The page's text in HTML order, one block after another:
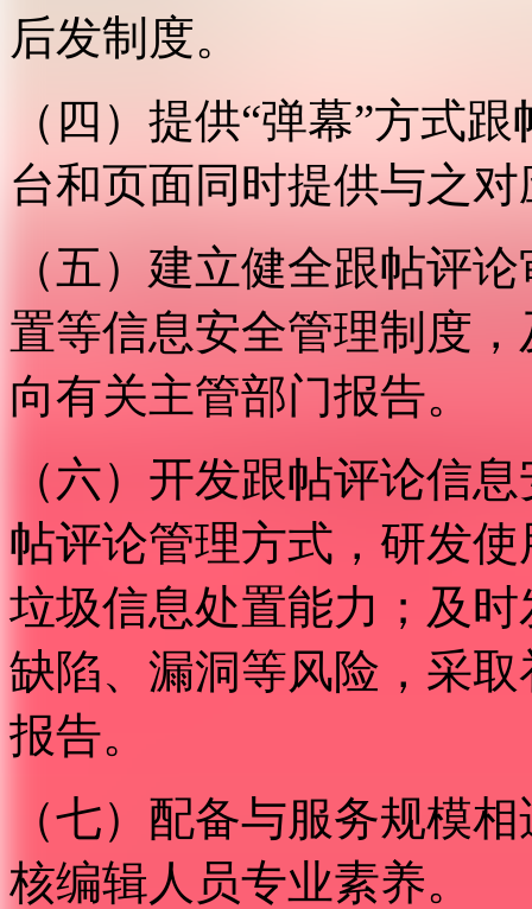
后发制度。
（四）提供“弹幕”方式
台和页面同时提供与之
（五）建立健全跟帖评
置等信息安全管理制度
向有关主管部门报告。
（六）开发跟帖评论信
帖评论管理方式，研发
垃圾信息处置能力；及
缺陷、漏洞等风险，采
报告。
（七）配备与服务规模
核编辑人员专业素养。